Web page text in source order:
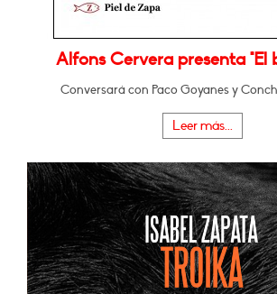
Alfons Cervera presenta "El
Conversará con Paco Goyanes y
Leer más...